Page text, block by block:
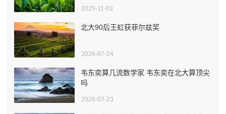
2025-11-03
北大90后王虹获菲尔兹奖
2026-07-24
韦东奕算几流数学家 韦东奕在北大算顶尖
吗
2026-07-23